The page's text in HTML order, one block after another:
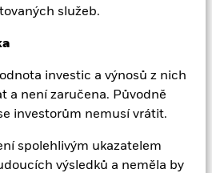
služeb.
investic a výnosů z nich
a není zaručena. Původně
investorům nemusí vrátit.
spolehlivým ukazatelem
výsledků a neměla by
vaše individuální potřeby a
měla být provedena na
který je k dispozici u
telefonní hovory a/nebo jiná